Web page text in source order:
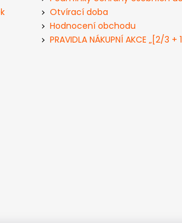
Otvírací doba
Hodnocení obchodu
PRAVIDLA NÁKUPNÍ AKCE „[2/3